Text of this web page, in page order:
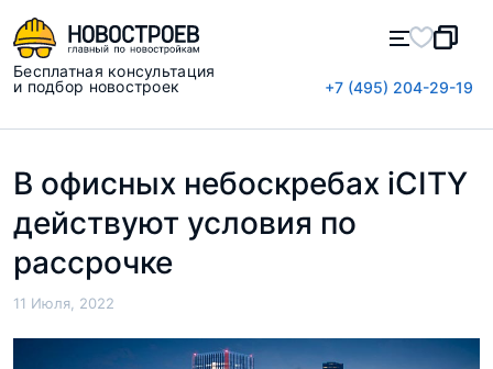
Бесплатная консультация
и подбор новостроек
+7 (495) 204-29-19
В офисных небоскребах iCITY
действуют условия по
рассрочке
11 Июля, 2022